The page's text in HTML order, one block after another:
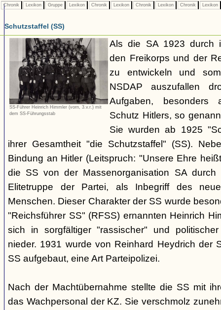
Chronik Lexikon Gruppe Lexikon Chronik Lexikon Chronik Lexikon Chronik Lexikon
Schutzstaffel (SS)
SS-Führer Heinrich Himmler (vorn, 3.v.r.) mit
dem SS-Führungsstab
Als die SA 1923 durch
den Freikorps und der
zu entwickeln und
NSDAP auszufallen
Aufgaben, besonders
Schutz Hitlers, so
Sie wurden ab 1925
ihrer Gesamtheit "die Schutzstaffel" (SS).
Bindung an Hitler (Leitspruch: "Unsere Ehre
die SS von der Massenorganisation SA durch
Elitetruppe der Partei, als Inbegriff des
Menschen. Dieser Charakter der SS wurde
"Reichsführer SS" (RFSS) ernannten Heinrich
sich in sorgfältiger "rassischer" und
nieder. 1931 wurde von Reinhard Heydrich der
SS aufgebaut, eine Art Parteipolizei.
Nach der Machtübernahme stellte die SS mit
das Wachpersonal der KZ. Sie verschmolz